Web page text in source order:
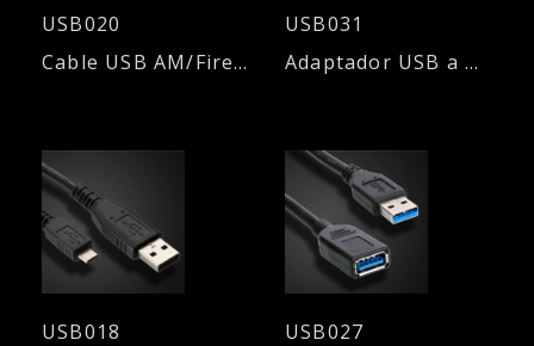
USB020
Cable USB AM/Firewire 4M
USB031
Adaptador USB a Micro USB
USB018
USB027